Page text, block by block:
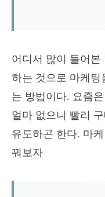
어디서 많이 들어본
하는 것으로 마케팅
는 방법이다. 요즘
얼마 없으니 빨리
유도하곤 한다. 마
꿔보자